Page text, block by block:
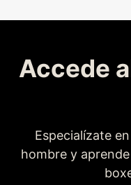
Accede
Especialízate
hombre y